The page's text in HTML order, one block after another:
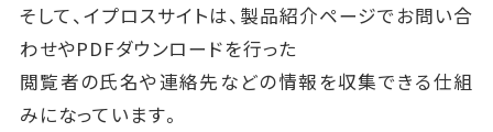
そして、イプロスサイトは、製品紹介ページでお問い合
わせやPDFダウンロードを行った
閲覧者の氏名や連絡先などの情報を収集できる仕組
みになっています。